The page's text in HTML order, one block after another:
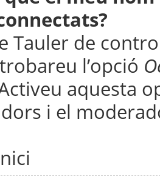
Tauler de
l’opció
aquesta
i el